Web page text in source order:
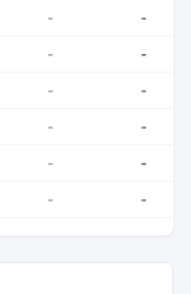
- -
- -
- -
- -
- -
- -